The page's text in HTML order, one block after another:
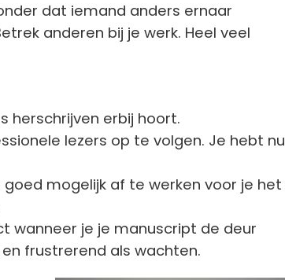
dat iemand anders ernaar
anderen bij je werk. Heel veel
herschrijven erbij hoort.
lezers op te volgen. Je hebt nu
mogelijk af te werken voor je het
wanneer je je manuscript de deur
frustrerend als wachten.